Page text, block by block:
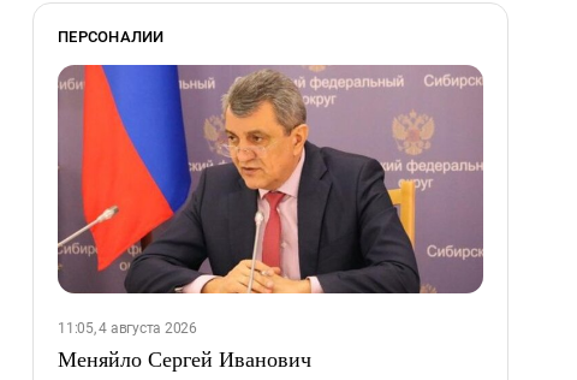
ПЕРСОНАЛИИ
11:05, 4 августа 2026
Меняйло Сергей Иванович